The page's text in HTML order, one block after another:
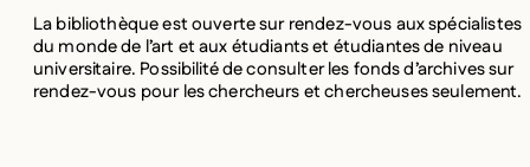
La bibliothèque est ouverte sur rendez-vous aux spécialistes
du monde de l’art et aux étudiants et étudiantes de niveau
universitaire. Possibilité de consulter les fonds d’archives sur
rendez-vous pour les chercheurs et chercheuses seulement.